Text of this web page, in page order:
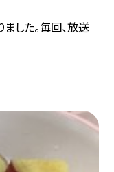
した。毎回、放送